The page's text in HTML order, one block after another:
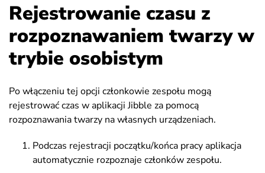
Rejestrowanie czasu z
rozpoznawaniem twarzy w
trybie osobistym
Po włączeniu tej opcji członkowie zespołu mogą
rejestrować czas w aplikacji Jibble za pomocą
rozpoznawania twarzy na własnych urządzeniach.
Podczas rejestracji początku/końca pracy aplikacja
automatycznie rozpoznaje członków zespołu.